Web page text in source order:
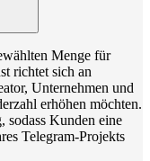
Menge für
richtet sich an
Unternehmen und
erhöhen möchten.
sodass Kunden eine
Telegram-Projekts